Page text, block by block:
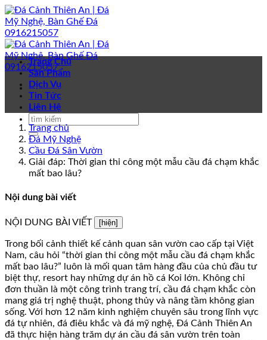
Bỏ
qua
nội
dung
Trang Chủ
Sản Phẩm
Dịch Vụ
Tin Tức
Liên Hệ
Trang chủ
Đá Mỹ Nghệ
Cầu Đá Sân Vườn
Giải đáp: Thời gian thi công một mẫu cầu đá chạm khắc
mất bao lâu?
Nội dung bài viết
NỘI DUNG BÀI VIẾT [hiện]
Trong bối cảnh thiết kế cảnh quan sân vườn cao cấp tại Việt
Nam, câu hỏi “thời gian thi công một mẫu cầu đá chạm khắc
mất bao lâu?” luôn là mối quan tâm hàng đầu của chủ đầu tư
biệt thự, resort hay những dự án hồ cá Koi lớn. Không chỉ
đơn thuần là một công trình trang trí, cầu đá chạm khắc còn
mang giá trị nghệ thuật, phong thủy và nâng tầm không gian
sống. Với hơn 12 năm kinh nghiệm chuyên sâu trong lĩnh vực
đá tự nhiên, đá điêu khắc và đá mỹ nghệ, Đá Cảnh Thiên An
đã thực hiện hàng trăm dự án cầu đá sân vườn trên toàn